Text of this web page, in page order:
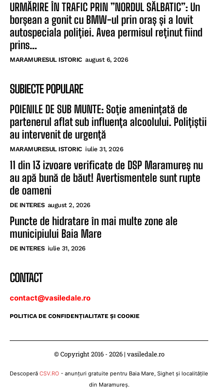
URMĂRIRE ÎN TRAFIC PRIN ”NORDUL SĂLBATIC”: Un
borșean a gonit cu BMW-ul prin oraș și a lovit
autospeciala poliției. Avea permisul reținut fiind
prins...
MARAMURESUL ISTORIC august 6, 2026
SUBIECTE POPULARE
POIENILE DE SUB MUNTE: Soție amenințată de
partenerul aflat sub influența alcoolului. Polițiștii
au intervenit de urgență
MARAMURESUL ISTORIC iulie 31, 2026
11 din 13 izvoare verificate de DSP Maramureș nu
au apă bună de băut! Avertismentele sunt rupte
de oameni
DE INTERES august 2, 2026
Puncte de hidratare în mai multe zone ale
municipiului Baia Mare
DE INTERES iulie 31, 2026
CONTACT
contact@vasiledale.ro
POLITICA DE CONFIDENŢIALITATE ŞI COOKIE
© Copyright 2016 - 2026 | vasiledale.ro
Descoperă CSV.RO - anunțuri gratuite pentru Baia Mare, Sighet și localitățile
din Maramureș.